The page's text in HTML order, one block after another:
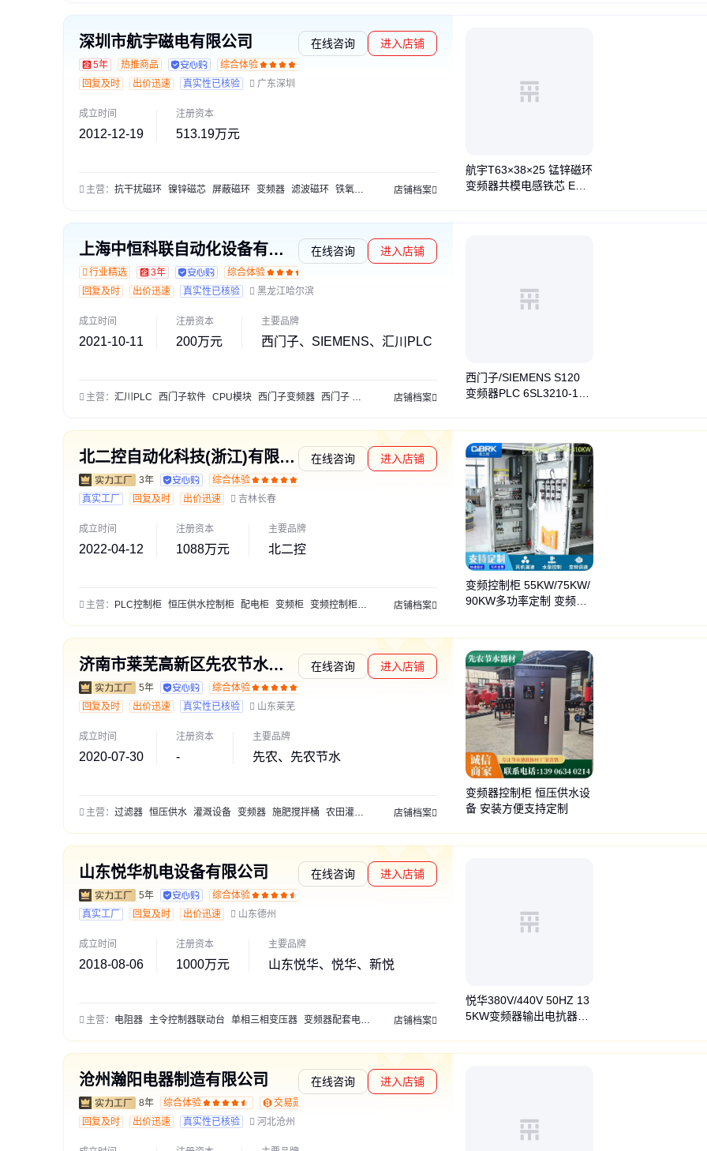
深圳市航宇磁电有限公司
5年 热推商品 综合体验
在线咨询 进入店铺
回复及时 出价迅速 真实性已核验 广东深圳
成立时间
2012-12-19
注册资本
513.19万元
主营： 抗干扰磁环 镍锌磁芯 屏蔽磁环 变频器 滤波磁环 铁氧体磁环 铁氧体磁芯 卡扣式磁环 双孔磁珠 空心磁珠 编带磁珠
店铺档案
航宇T63×38×25 锰锌磁环
变频器共模电感铁芯 EMC
上海中恒科联自动化设备有限公司
行业精选 3年 综合体验
在线咨询 进入店铺
回复及时 出价迅速 真实性已核验 黑龙江哈尔滨
成立时间
2021-10-11
注册资本
200万元
主要品牌
西门子、SIEMENS、汇川PLC
主营： 汇川PLC 西门子软件 CPU模块 西门子变频器 西门子 编程软件 功率模块 精智面板 西门子信号板模块 西门子通信模块
店铺档案
西门子/SIEMENS S120
变频器PLC 6SL3210-1PE
北二控自动化科技(浙江)有限公司
3年 综合体验
在线咨询 进入店铺
真实工厂 回复及时 出价迅速 吉林长春
成立时间
2022-04-12
注册资本
1088万元
主要品牌
北二控
主营： PLC控制柜 恒压供水控制柜 配电柜 变频柜 变频控制柜 变频器 变频器柜 配电箱 控制柜
店铺档案
变频控制柜 55KW/75KW/
90KW多功率定制 变频器
济南市莱芜高新区先农节水设备厂
5年 综合体验
在线咨询 进入店铺
回复及时 出价迅速 真实性已核验 山东莱芜
成立时间
2020-07-30
注册资本
-
主要品牌
先农、先农节水
主营： 过滤器 恒压供水 灌溉设备 变频器 施肥搅拌桶 农田灌溉管 店铺档案
变频器控制柜 恒压供水设
备 安装方便支持定制
山东悦华机电设备有限公司
5年 综合体验
在线咨询 进入店铺
真实工厂 回复及时 出价迅速 山东德州
成立时间
2018-08-06
注册资本
1000万元
主要品牌
山东悦华、悦华、新悦
主营： 电阻器 主令控制器联动台 单相三相变压器 变频器配套电抗 电抗器 梯形铝壳电阻 抑制谐波延长电缆 串联负载电抗器
店铺档案
悦华380V/440V 50HZ 13
5KW变频器输出电抗器包
沧州瀚阳电器制造有限公司
8年 综合体验 交易勋章L1
在线咨询 进入店铺
回复及时 出价迅速 真实性已核验 河北沧州